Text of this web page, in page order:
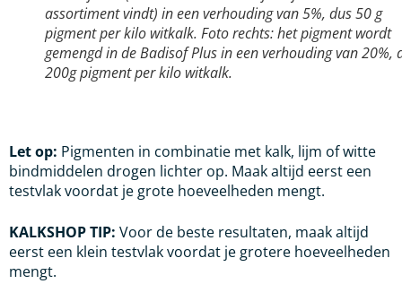
assortiment vindt) in een verhouding van 5%, dus 50 g
pigment per kilo witkalk. Foto rechts: het pigment wordt
gemengd in de Badisof Plus in een verhouding van 20%,
200g pigment per kilo witkalk.
Let op: Pigmenten in combinatie met kalk, lijm of witte
bindmiddelen drogen lichter op. Maak altijd eerst een
testvlak voordat je grote hoeveelheden mengt.
KALKSHOP TIP: Voor de beste resultaten, maak altijd
eerst een klein testvlak voordat je grotere hoeveelheden
mengt.